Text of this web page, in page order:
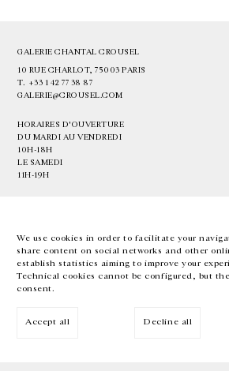
We use cookies in order to facilitate your
share content on social networks and other
establish statistics aiming to improve your
Technical cookies cannot be configured, but
consent.
Accept all Decline all
GALERIE CHANTAL CROUSEL
10 RUE CHARLOT, 75003 PARIS
T. +33 1 42 77 38 87
GALERIE@CROUSEL.COM
HORAIRES D'OUVERTURE
DU MARDI AU VENDREDI
10H-18H
LE SAMEDI
11H-19H
EN FR 中文 Facebook Instagram
Inscrivez-vous à notre newsletter